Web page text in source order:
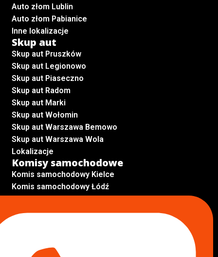
Auto złom Lublin
Auto złom Pabianice
Inne lokalizacje
Skup aut
Skup aut Pruszków
Skup aut Legionowo
Skup aut Piaseczno
Skup aut Radom
Skup aut Marki
Skup aut Wołomin
Skup aut Warszawa Bemowo
Skup aut Warszawa Wola
Lokalizacje
Komisy samochodowe
Komis samochodowy Kielce
Komis samochodowy Łódź
Komis samochodowy Kraków
Komis samochodowy Radom
Komis samochodowy Lublin